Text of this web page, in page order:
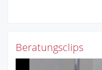
Beratungsclips